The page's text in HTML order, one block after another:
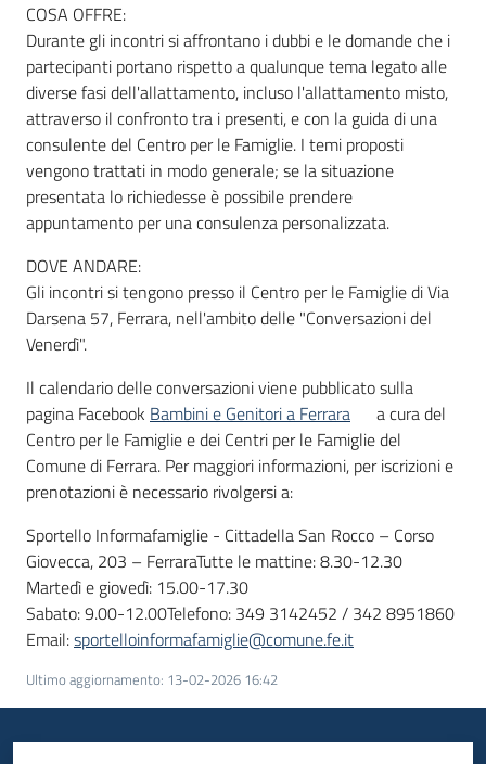
COSA OFFRE:
Durante gli incontri si affrontano i dubbi e le domande che i
partecipanti portano rispetto a qualunque tema legato alle
diverse fasi dell'allattamento, incluso l'allattamento misto,
attraverso il confronto tra i presenti, e con la guida di una
consulente del Centro per le Famiglie. I temi proposti
vengono trattati in modo generale; se la situazione
presentata lo richiedesse è possibile prendere
appuntamento per una consulenza personalizzata.
DOVE ANDARE:
Gli incontri si tengono presso il Centro per le Famiglie di Via
Darsena 57, Ferrara, nell'ambito delle "Conversazioni del
Venerdì".
Il calendario delle conversazioni viene pubblicato sulla
pagina Facebook Bambini e Genitori a Ferrara
a cura del
Centro per le Famiglie e dei Centri per le Famiglie del
Comune di Ferrara. Per maggiori informazioni, per iscrizioni e
prenotazioni è necessario rivolgersi a:
Sportello Informafamiglie - Cittadella San Rocco – Corso
Giovecca, 203 – FerraraTutte le mattine: 8.30-12.30
Martedì e giovedì: 15.00-17.30
Sabato: 9.00-12.00Telefono: 349 3142452 / 342 8951860
Email:sportelloinformafamiglie@comune.fe.it
Ultimo aggiornamento: 13-02-2026 16:42